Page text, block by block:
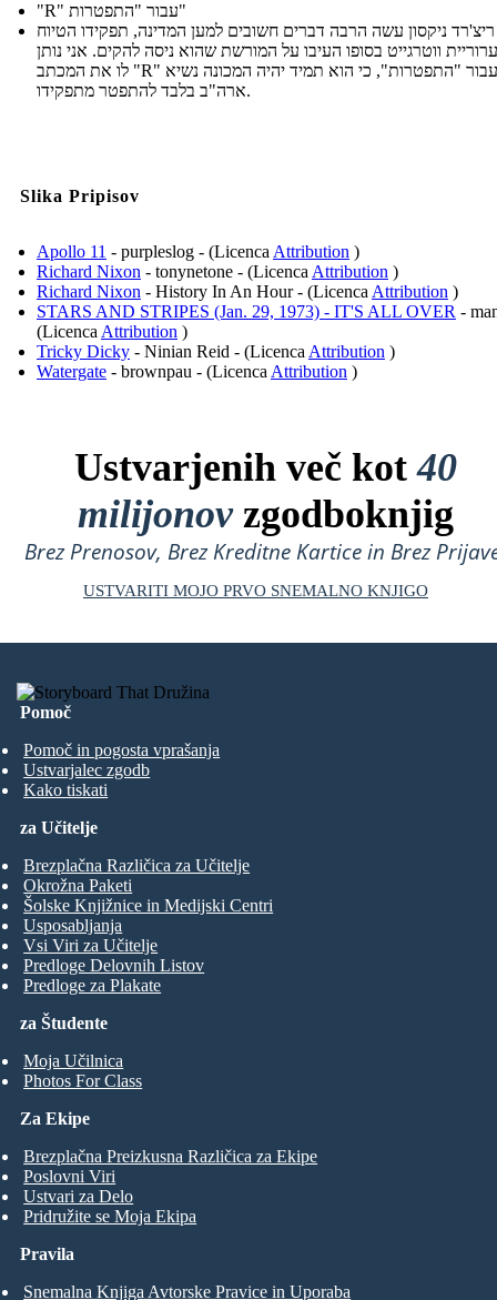
"R" עבור "התפטרות"
ניקסון עשה הרבה דברים חשובים למען המדינה, תפקידו הטיוח
ווטרגייט בסופו העיבו על המורשת שהוא ניסה להקים. אני נותן
לו את המכתב "R" עבור "התפטרות", כי הוא תמיד יהיה המכונה נשיא
ארה"ב בלבד להתפטר מתפקידו.
Slika Pripisov
Apollo 11 - purpleslog - (Licenca Attribution )
Richard Nixon - tonynetone - (Licenca Attribution )
Richard Nixon - History In An Hour - (Licenca Attribution )
STARS AND STRIPES (Jan. 29, 1973) - IT'S ALL OVER -
(Licenca Attribution )
Tricky Dicky - Ninian Reid - (Licenca Attribution )
Watergate - brownpau - (Licenca Attribution )
Ustvarjenih več kot40
milijonovzgodboknjig
Brez Prenosov, Brez Kreditne Kartice in Brez
USTVARITI MOJO PRVO SNEMALNO KNJIGO
Pomoč
Pomoč in pogosta vprašanja
Ustvarjalec zgodb
Kako tiskati
za Študente
Moja Učilnica
Photos For Class
za Učitelje
Brezplačna Različica za Učitelje
Okrožna Paketi
Šolske Knjižnice in Medijski Centri
Usposabljanja
Vsi Viri za Učitelje
Predloge Delovnih Listov
Predloge za Plakate
Za Ekipe
Brezplačna Preizkusna Različica za Ekipe
Poslovni Viri
Ustvari za Delo
Pridružite se Moja Ekipa
Pravila
Snemalna Knjiga Avtorske Pravice in Uporaba